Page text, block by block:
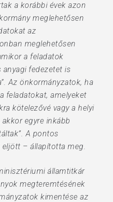
a korábbi évek azon
meglehetősen
az
meglehetősen
a feladatok
fedezetet is
Az önkormányzatok, ha
feladatokat, amelyeket
kötelezővé vagy a helyi
egyre inkább
A pontos
– állapította meg.
államtitkár
megteremtésének
kimentése az